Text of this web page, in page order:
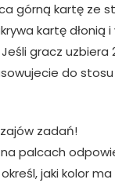
górną kartę ze
kartę dłonią
gracz uzbiera
do
zadań!
palcach
jaki kolor